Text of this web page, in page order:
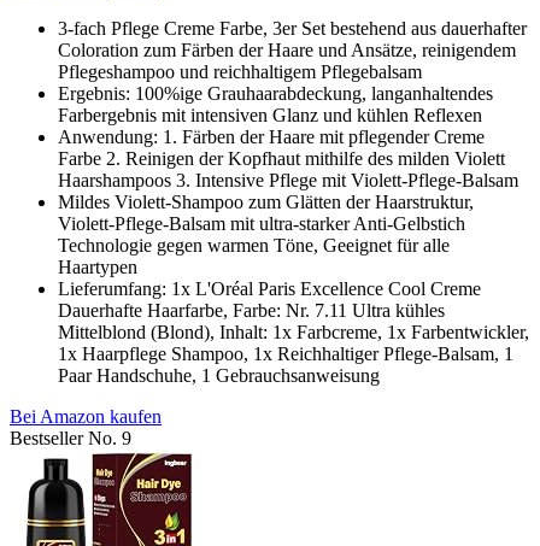
3-fach Pflege Creme Farbe, 3er Set bestehend aus dauerhafter
Coloration zum Färben der Haare und Ansätze, reinigendem
Pflegeshampoo und reichhaltigem Pflegebalsam
Ergebnis: 100%ige Grauhaarabdeckung, langanhaltendes
Farbergebnis mit intensiven Glanz und kühlen Reflexen
Anwendung: 1. Färben der Haare mit pflegender Creme
Farbe 2. Reinigen der Kopfhaut mithilfe des milden Violett
Haarshampoos 3. Intensive Pflege mit Violett-Pflege-Balsam
Mildes Violett-Shampoo zum Glätten der Haarstruktur,
Violett-Pflege-Balsam mit ultra-starker Anti-Gelbstich
Technologie gegen warmen Töne, Geeignet für alle
Haartypen
Lieferumfang: 1x L'Oréal Paris Excellence Cool Creme
Dauerhafte Haarfarbe, Farbe: Nr. 7.11 Ultra kühles
Mittelblond (Blond), Inhalt: 1x Farbcreme, 1x Farbentwickler,
1x Haarpflege Shampoo, 1x Reichhaltiger Pflege-Balsam, 1
Paar Handschuhe, 1 Gebrauchsanweisung
Bei Amazon kaufen
Bestseller No. 9